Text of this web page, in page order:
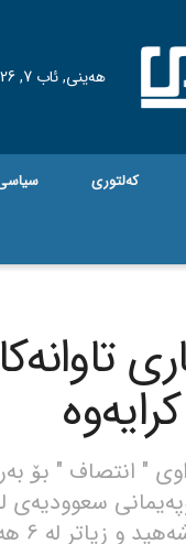
هه‌ینی, ئاب 7, 2026
کەلتوری
" انتصاف " بۆ
سعوودیەی